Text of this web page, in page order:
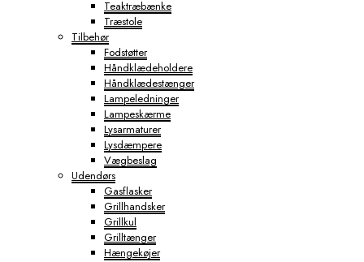
Teaktræbænke
Træstole
Tilbehør
Fodstøtter
Håndklædeholdere
Håndklædestænger
Lampeledninger
Lampeskærme
Lysarmaturer
Lysdæmpere
Vægbeslag
Udendørs
Gasflasker
Grillhandsker
Grillkul
Grilltænger
Hængekøjer